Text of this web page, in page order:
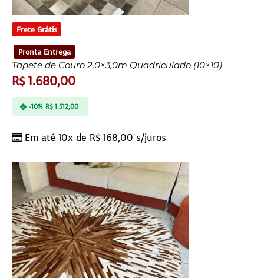
Frete Grátis
Pronta Entrega
Tapete de Couro 2,0×3,0m Quadriculado (10×10)
R$1.680,00
Em até 10x de R$ 168,00 s/juros
-10% R$1.512,00